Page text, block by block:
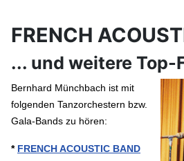
FRENCH
... und weitere Top-
Bernhard Münchbach ist mit
folgenden Tanzorchestern bzw.
Gala-Bands zu hören:
* FRENCH ACOUSTIC BAND